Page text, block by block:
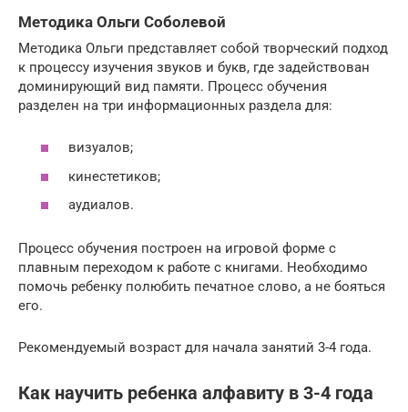
Методика Ольги Соболевой
Методика Ольги представляет собой творческий подход
к процессу изучения звуков и букв, где задействован
доминирующий вид памяти. Процесс обучения
разделен на три информационных раздела для:
визуалов;
кинестетиков;
аудиалов.
Процесс обучения построен на игровой форме с
плавным переходом к работе с книгами. Необходимо
помочь ребенку полюбить печатное слово, а не бояться
его.
Рекомендуемый возраст для начала занятий 3-4 года.
Как научить ребенка алфавиту в 3-4 года